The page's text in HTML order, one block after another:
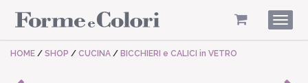
HOME / SHOP / CUCINA / BICCHIERI e CALICI in VETRO